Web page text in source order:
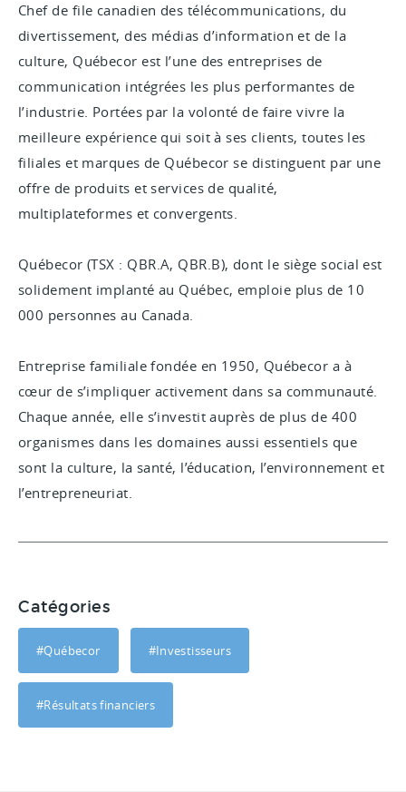
Chef de file canadien des télécommunications, du
divertissement, des médias d’information et de la
culture, Québecor est l’une des entreprises de
communication intégrées les plus performantes de
l’industrie. Portées par la volonté de faire vivre la
meilleure expérience qui soit à ses clients, toutes les
filiales et marques de Québecor se distinguent par une
offre de produits et services de qualité,
multiplateformes et convergents.
Québecor (TSX : QBR.A, QBR.B), dont le siège social est
solidement implanté au Québec, emploie plus de 10
000 personnes au Canada.
Entreprise familiale fondée en 1950, Québecor a à
cœur de s’impliquer activement dans sa communauté.
Chaque année, elle s’investit auprès de plus de 400
organismes dans les domaines aussi essentiels que
sont la culture, la santé, l’éducation, l’environnement et
l’entrepreneuriat.
Catégories
#Québecor #Investisseurs
#Résultats financiers